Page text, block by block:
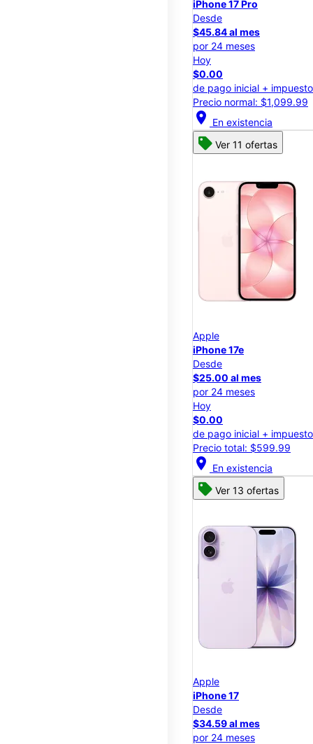
iPhone 17 Pro
Desde
$45.84 al mes
por 24 meses
Hoy
$0.00
de pago inicial +
Precio normal: $1,099.99
location_on En existencia
Ver 11 ofertas
Apple
iPhone 17e
Desde
$25.00 al mes
por 24 meses
Hoy
$0.00
de pago inicial +
Precio total: $599.99
location_on En existencia
Ver 13 ofertas
Apple
iPhone 17
Desde
$34.59 al mes
por 24 meses